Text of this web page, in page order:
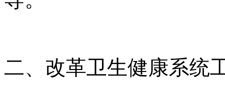
二、改革卫生健康系统